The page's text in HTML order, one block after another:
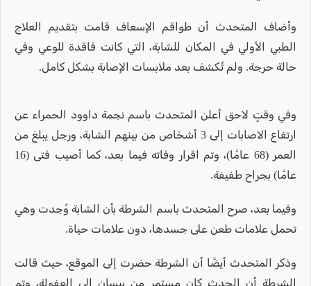
وأضاف المتحدث أن طواقم الإسعاف قامت بتقديم العلاج
الطبي الأولي في المكان للشابة، التي كانت فاقدة للوعي وفي
حالة حرجة. ولم تُكشف بعد ملابسات الإصابة بشكل كامل.
وفي وقتٍ لاحق أعلن المتحدث باسم نجمة داوود الحمراء عن
ارتفاع الاصابات إلى 3 أشخاص من بينهم الشابة، ورجل يبلغ من
العمر (68 عامًا)، وتم اقرار وفاته فيما بعد، كما أصيب فتى (16
عامًا) بجراح طفيفة.
وفيما بعد، صرح المتحدث باسم الشرطة بأن الشابة وُجدت وهي
تحمل علامات طعن على جسدها، دون علامات حياة.
وذكر المتحدث أيضًا أن الشرطة حضرت إلى الموقع، حيث قالت
الشرطة أن الحدث كان مستمر من بيسان الى العفولة، وتم